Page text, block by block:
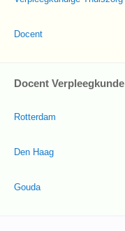
Docent
Docent
Rotterdam
Den Haag
Gouda